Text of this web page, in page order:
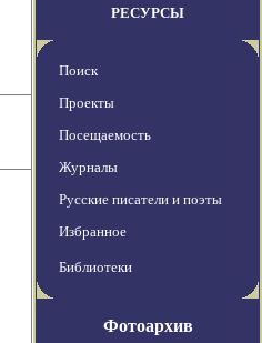
РЕСУРСЫ
Поиск
Проекты
Посещаемость
Журналы
Русские писатели и поэты
Избранное
Библиотеки
Фотоархив